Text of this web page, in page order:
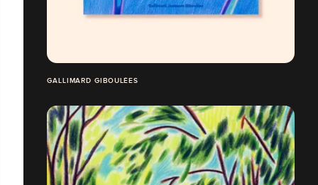
GALLIMARD GIBOULÉES